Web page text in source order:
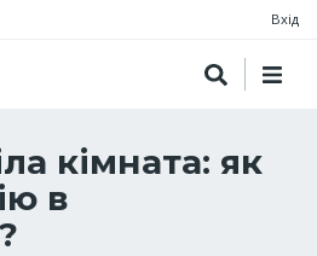
Вхід
кімната: як
в